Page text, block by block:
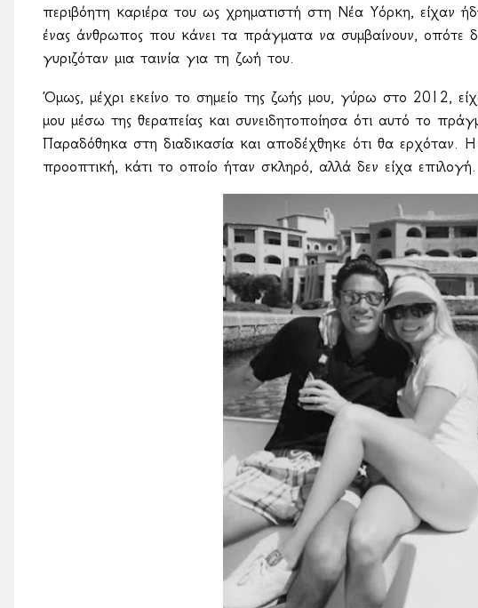
περιβόητη καριέρα του ως χρηματιστή στη Νέα Υόρκη, είχαν
ένας άνθρωπος που κάνει τα πράγματα να συμβαίνουν, οπότε
γυριζόταν μια ταινία για τη ζωή του.
Όμως, μέχρι εκείνο το σημείο της ζωής μου, γύρω στο 2012,
μου μέσω της θεραπείας και συνειδητοποίησα ότι αυτό το
Παραδόθηκα στη διαδικασία και αποδέχθηκε ότι θα ερχόταν.
προοπτική, κάτι το οποίο ήταν σκληρό, αλλά δεν είχα επιλογή.